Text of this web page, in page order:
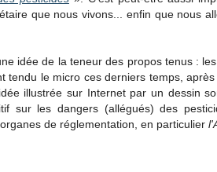
que nous vivons... enfin que nous
idée de la teneur des propos tenus :
tendu le micro ces derniers temps,
illustrée sur Internet par un dessin
sur les dangers (allégués) des
de réglementation, en particulier